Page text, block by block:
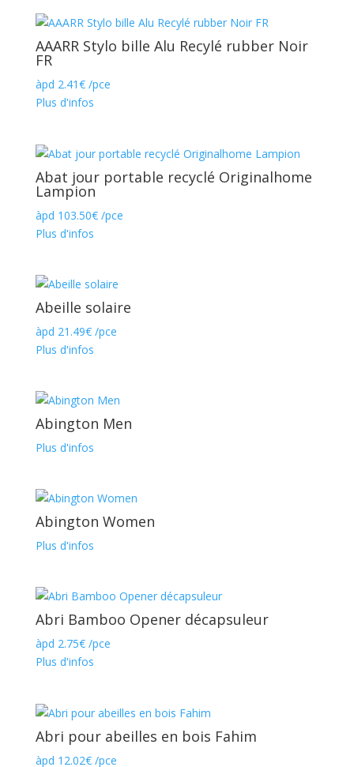
AAARR Stylo bille Alu Recylé rubber Noir
FR
àpd 2.41€/pce
Plus d'infos
Abat jour portable recyclé Originalhome
Lampion
àpd 103.50€/pce
Plus d'infos
Abeille solaire
àpd 21.49€/pce
Plus d'infos
Abington Men
Plus d'infos
Abington Women
Plus d'infos
Abri Bamboo Opener décapsuleur
àpd 2.75€/pce
Plus d'infos
Abri pour abeilles en bois Fahim
àpd 12.02€/pce